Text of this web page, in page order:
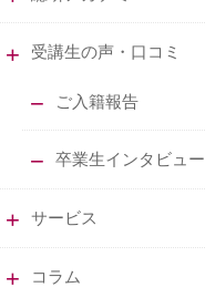
受講生の声・口コミ
ご入籍報告
卒業生インタビュー
サービス
コラム